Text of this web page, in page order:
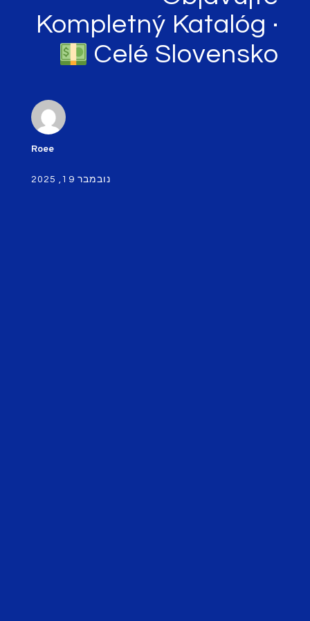
Kompletný Katalóg ·
Celé Slovensko
Roee
נובמבר 19, 2025